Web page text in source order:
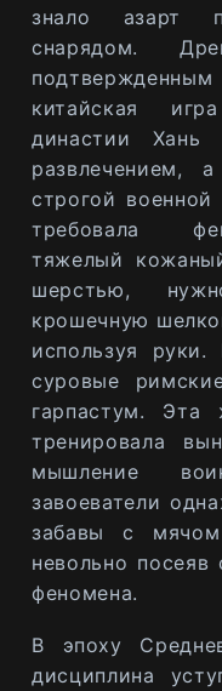
знало азарт
снарядом.
подтвержденным
китайская
династии
развлечением,
строгой военной
требовала
тяжелый
шерстью,
крошечную
используя
суровые
гарпастум. Эта
тренировала
мышление
завоеватели
забавы с
невольно
феномена.
В эпоху
дисциплина